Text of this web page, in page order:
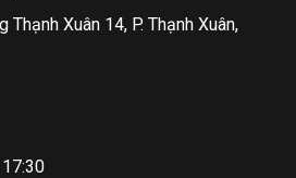
Xuân 14, P. Thạnh Xuân,